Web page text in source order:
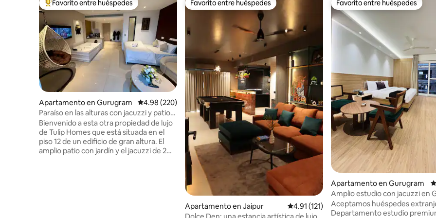
Favorito entre huéspedes preferido
Favorito entre huéspedes
Apartamento en Gurugram Calificación promedio: 4.98 de 5, 220 reseñas
4.98 (220)
Paraíso en las alturas con jacuzzi y patio
con jardín
Bienvenido a esta otra propiedad de lujo
de Tulip Homes que está situada en el
piso 12 de un edificio de gran altura. El
amplio patio con jardín y el jacuzzi de 2
Favorito entre huéspedes
Favorito entre huéspedes
Apartamento en Jaipur Calificación promedio: 4.91 de 5, 121 reseñas
4.91 (121)
Favorito entre huéspedes
Favorito entre huéspedes
Apartamento en Gurugram
Amplio estudio con jacuzzi en
Course Road
Aceptamos huéspedes
Departamento estudio